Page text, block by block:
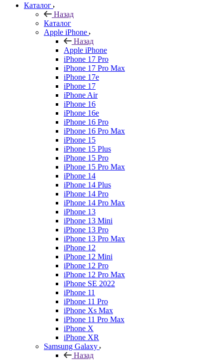
Каталог
Назад
Каталог
Apple iPhone
Назад
Apple iPhone
iPhone 17 Pro
iPhone 17 Pro Max
iPhone 17e
iPhone 17
iPhone Air
iPhone 16
iPhone 16e
iPhone 16 Pro
iPhone 16 Pro Max
iPhone 15
iPhone 15 Plus
iPhone 15 Pro
iPhone 15 Pro Max
iPhone 14
iPhone 14 Plus
iPhone 14 Pro
iPhone 14 Pro Max
iPhone 13
iPhone 13 Mini
iPhone 13 Pro
iPhone 13 Pro Max
iPhone 12
iPhone 12 Mini
iPhone 12 Pro
iPhone 12 Pro Max
iPhone SE 2022
iPhone 11
iPhone 11 Pro
iPhone Xs Max
iPhone 11 Pro Max
iPhone X
iPhone XR
Samsung Galaxy
Назад